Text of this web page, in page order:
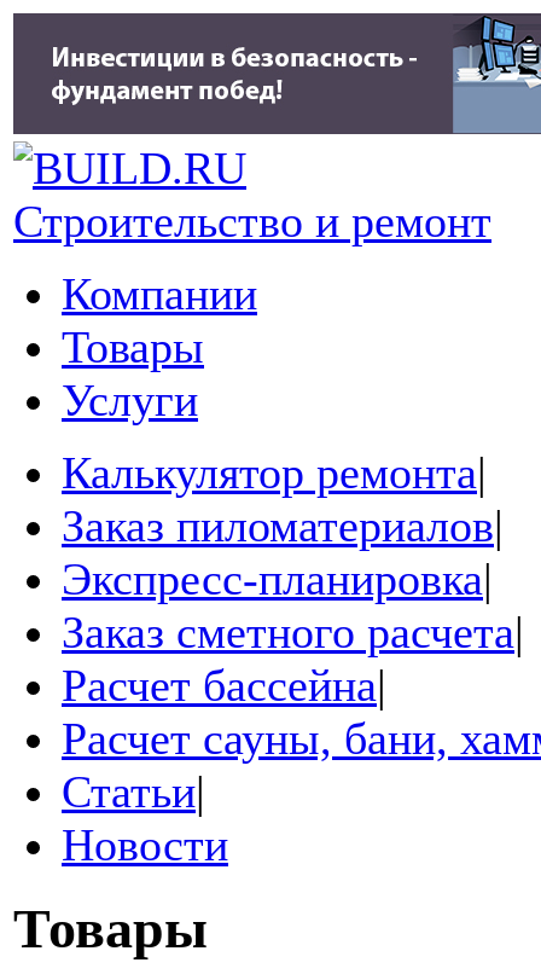
Строительство и ремонт
Компании
Товары
Услуги
Калькулятор ремонта|
Заказ пиломатериалов|
Экспресс-планировка|
Заказ сметного расчета|
Расчет бассейна|
Расчет сауны, бани,
Статьи|
Новости
Товары